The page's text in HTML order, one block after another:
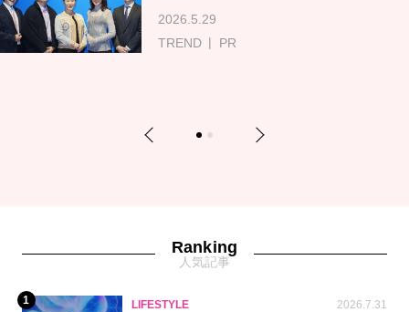
2026.5.29
TREND
PR
Previous 1 2 Next
Ranking
人気記事
1 LIFESTYLE 2026.7.31